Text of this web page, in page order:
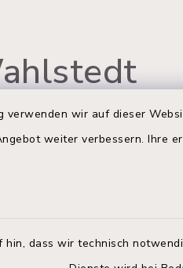
verwenden wir auf dieser
weiter verbessern. Ihre
dass wir technisch